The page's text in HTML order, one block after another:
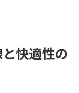
快適性の